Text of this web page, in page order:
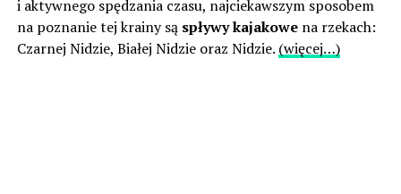
i aktywnego spędzania czasu, najciekawszym sposobem
na poznanie tej krainy są spływy kajakowena rzekach:
Czarnej Nidzie, Białej Nidzie oraz Nidzie. (więcej…)